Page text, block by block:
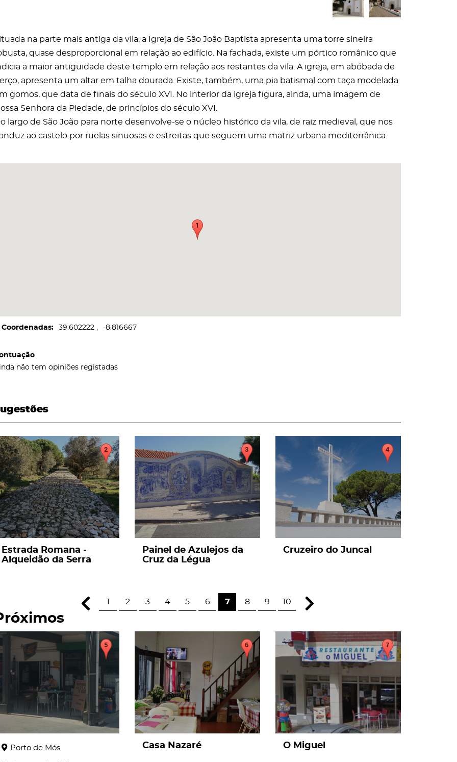
na parte mais antiga da vila, a Igreja de São João Baptista apresenta uma torre sineira
quase desproporcional em relação ao edifício. Na fachada, existe um pórtico românico que
a maior antiguidade deste templo em relação aos restantes da vila. A igreja, em abóbada de
apresenta um altar em talha dourada. Existe, também, uma pia batismal com taça modelada
gomos, que data de finais do século XVI. No interior da igreja figura, ainda, uma imagem de
Senhora da Piedade, de princípios do século XVI.
largo de São João para norte desenvolve-se o núcleo histórico da vila, de raiz medieval, que nos
ao castelo por ruelas sinuosas e estreitas que seguem uma matriz urbana mediterrânica.
Coordenadas 39.602222 -8.816667
não tem opiniões registadas
Estrada Romana -
Alqueidão da Serra
Painel de Azulejos da
Cruz da Légua
Cruzeiro do Juncal
1 2 3 4 5 6 7 8 9 10
Porto de Mós Casa Nazaré
page
O Miguel